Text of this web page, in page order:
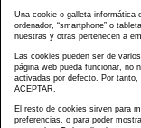
Noticias actualidad
Revistas
Multimedias
Aviso Legal
Política Cookies
Una cookie o galleta informática
ordenador, “smartphone” o
nuestras y otras pertenecen a
Las cookies pueden ser de
página web pueda funcionar, no
activadas por defecto. Por
ACEPTAR.
El resto de cookies sirven para
preferencias, o para poder